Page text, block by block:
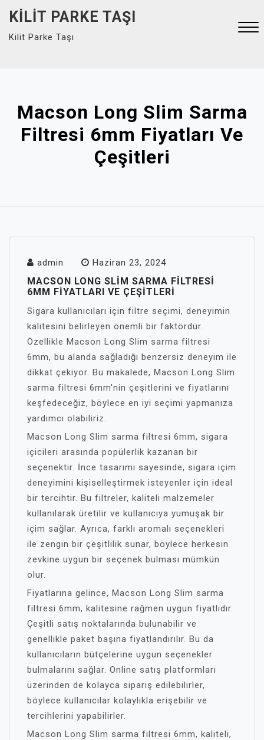
content
KILIT PARKE TAŞI
Kilit Parke Taşı
Macson Long Slim Sarma
Filtresi 6mm Fiyatları Ve
Çeşitleri
admin Haziran 23, 2024
MACSON LONG SLIM SARMA FILTRESI
6MM FIYATLARI VE ÇEŞITLERI
Sigara kullanıcıları için filtre seçimi, deneyimin
kalitesini belirleyen önemli bir faktördür.
Özellikle Macson Long Slim sarma filtresi
6mm, bu alanda sağladığı benzersiz deneyim ile
dikkat çekiyor. Bu makalede, Macson Long Slim
sarma filtresi 6mm'nin çeşitlerini ve fiyatlarını
keşfedeceğiz, böylece en iyi seçimi yapmanıza
yardımcı olabiliriz.
Macson Long Slim sarma filtresi 6mm, sigara
içicileri arasında popülerlik kazanan bir
seçenektir. İnce tasarımı sayesinde, sigara içim
deneyimini kişiselleştirmek isteyenler için ideal
bir tercihtir. Bu filtreler, kaliteli malzemeler
kullanılarak üretilir ve kullanıcıya yumuşak bir
içim sağlar. Ayrıca, farklı aromalı seçenekleri
ile zengin bir çeşitlilik sunar, böylece herkesin
zevkine uygun bir seçenek bulması mümkün
olur.
Fiyatlarına gelince, Macson Long Slim sarma
filtresi 6mm, kalitesine rağmen uygun fiyatlıdır.
Çeşitli satış noktalarında bulunabilir ve
genellikle paket başına fiyatlandırılır. Bu da
kullanıcıların bütçelerine uygun seçenekler
bulmalarını sağlar. Online satış platformları
üzerinden de kolayca sipariş edilebilirler,
böylece kullanıcılar kolaylıkla erişebilir ve
tercihlerini yapabilirler.
Macson Long Slim sarma filtresi 6mm, kaliteli,